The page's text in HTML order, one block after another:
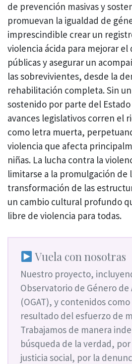
de prevención masivas y
promuevan la igualdad de
imprescindible crear un
violencia ácida para mejorar
públicas y asegurar un
las sobrevivientes, desde la
rehabilitación completa. Sin
sostenido por parte del
avances legislativos corren el
como letra muerta,
violencia que afecta
niñas. La lucha contra la
limitarse a la promulgación de
transformación de las
un cambio cultural profundo
libre de violencia para todas.
Vuela con nosotras
Nuestro proyecto,
Observatorio de Género de
(OGAT), y contenidos
resultado del esfuerzo de
Trabajamos de manera
búsqueda de la verdad,
justicia social, por la